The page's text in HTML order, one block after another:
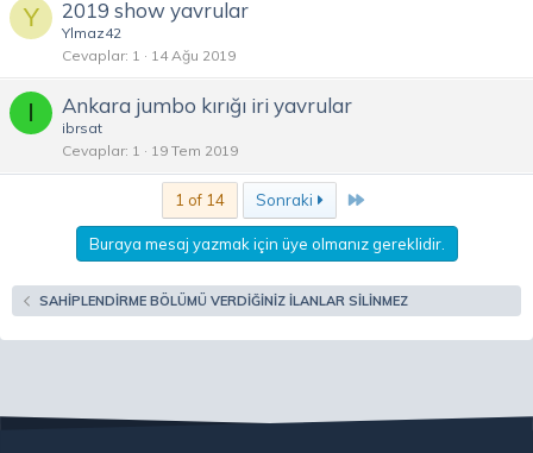
Y 2019 show yavrular
Ylmaz42
Cevaplar 1 14 Ağu 2019
I Ankara jumbo kırığı iri yavrular
ibrsat
Cevaplar 1 19 Tem 2019
1 of 14 Sonraki Son
Buraya mesaj yazmak için üye olmanız gereklidir.
SAHİPLENDİRME BÖLÜMÜ VERDİĞİNİZ İLANLAR SİLİNMEZ